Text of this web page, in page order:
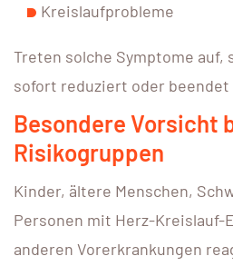
Kreislaufprobleme
Treten solche Symptome auf,
sofort reduziert oder beendet
Besondere Vorsicht
Risikogruppen
Kinder, ältere Menschen,
Personen mit Herz-Kreislauf-
anderen Vorerkrankungen